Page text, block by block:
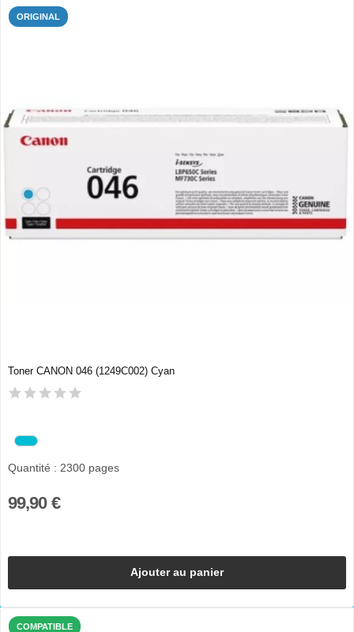
ORIGINAL
Toner CANON 046 (1249C002) Cyan
Quantité : 2300 pages
99,90 €
Ajouter au panier
COMPATIBLE